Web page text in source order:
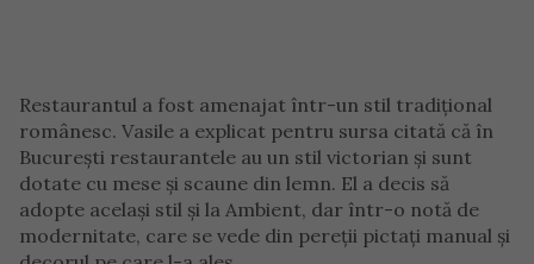
Restaurantul a fost amenajat într-un stil tradițional
românesc. Vasile a explicat pentru sursa citată că în
București restaurantele au un stil victorian și sunt
dotate cu mese și scaune din lemn. El a decis să
adopte același stil și la Ambient, dar într-o notă de
modernitate, care se vede din pereții pictați manual și